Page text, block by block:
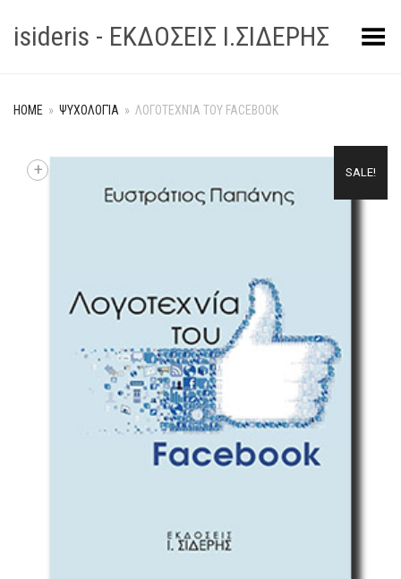
isideris - ΕΚΔΟΣΕΙΣ Ι.ΣΙΔΕΡΗΣToggle Menu
HOME » ΨΥΧΟΛΟΓΊΑ » ΛΟΓΟΤΕΧΝΊΑ ΤΟΥ FACEBOOK
SALE!
+